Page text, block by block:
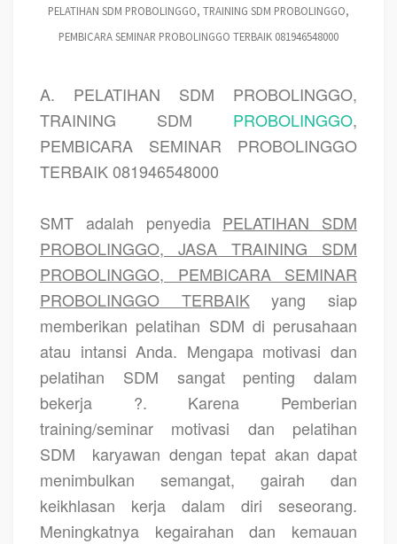
PELATIHAN SDM PROBOLINGGO, TRAINING SDM PROBOLINGGO,
PEMBICARA SEMINAR PROBOLINGGO TERBAIK 081946548000
A. PELATIHAN SDM PROBOLINGGO,
TRAINING SDM PROBOLINGGO,
PEMBICARA SEMINAR PROBOLINGGO
TERBAIK 081946548000
SMT adalah penyedia PELATIHAN SDM
PROBOLINGGO, JASA TRAINING SDM
PROBOLINGGO, PEMBICARA SEMINAR
PROBOLINGGO TERBAIKyang siap
memberikan pelatihan SDM di perusahaan
atau intansi Anda. Mengapa motivasi dan
pelatihan SDM sangat penting dalam
bekerja ?. Karena Pemberian
training/seminar motivasi dan pelatihan
SDM
karyawan dengan tepat akan dapat
menimbulkan semangat, gairah dan
keikhlasan kerja dalam diri seseorang.
Meningkatnya kegairahan dan kemauan